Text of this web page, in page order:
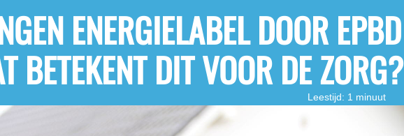
ENERGIELABEL DOOR EPBD
BETEKENT DIT VOOR DE ZORG?
Leestijd: 1 minuut